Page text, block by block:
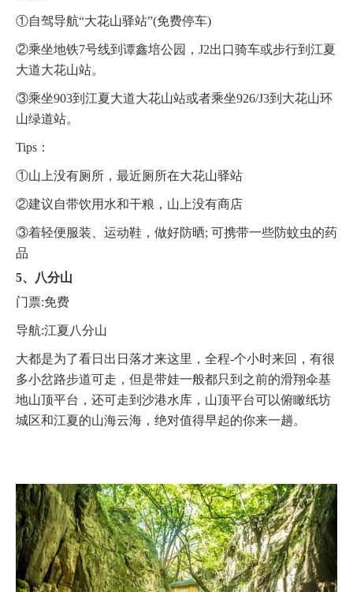
①自驾导航“大花山驿站”(免费停车)
②乘坐地铁7号线到谭鑫培公园，J2出口骑车或步行到江夏
大道大花山站。
③乘坐903到江夏大道大花山站或者乘坐926/J3到大花山环
山绿道站。
Tips：
①山上没有厕所，最近厕所在大花山驿站
②建议自带饮用水和干粮，山上没有商店
③着轻便服装、运动鞋，做好防晒; 可携带一些防蚊虫的药
品
5、八分山
门票:免费
导航:江夏八分山
大都是为了看日出日落才来这里，全程-个小时来回，有很
多小岔路步道可走，但是带娃一般都只到之前的滑翔伞基
地山顶平台，还可走到沙港水库，山顶平台可以俯瞰纸坊
城区和江夏的山海云海，绝对值得早起的你来一趟。